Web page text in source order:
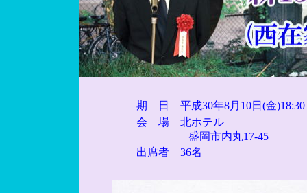
期 日 平成30年8月10日(金)18:30
会 場 北ホテル
盛岡市内丸17-45
出席者 36名